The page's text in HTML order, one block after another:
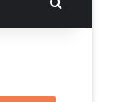
BUSCAR